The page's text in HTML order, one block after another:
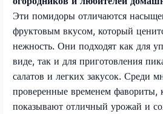
Эти помидоры отличаются
фруктовым вкусом, который
нежность. Они подходят как для
виде, так и для приготовления
салатов и легких закусок. Среди
проверенные временем фавориты,
показывают отличный урожай и